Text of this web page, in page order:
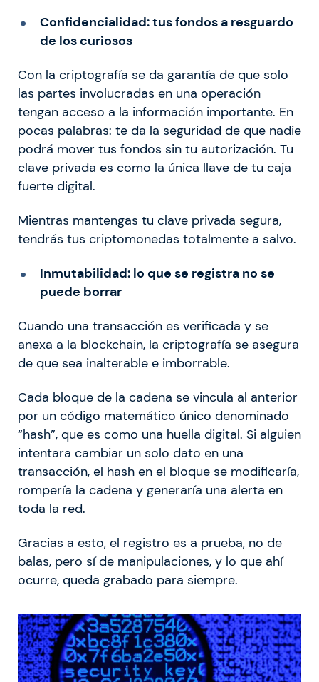
Confidencialidad: tus fondos a resguardo
de los curiosos
Con la criptografía se da garantía de que solo
las partes involucradas en una operación
tengan acceso a la información importante. En
pocas palabras: te da la seguridad de que nadie
podrá mover tus fondos sin tu autorización. Tu
clave privada es como la única llave de tu caja
fuerte digital.
Mientras mantengas tu clave privada segura,
tendrás tus criptomonedas totalmente a salvo.
Inmutabilidad: lo que se registra no se
puede borrar
Cuando una transacción es verificada y se
anexa a la blockchain, la criptografía se asegura
de que sea inalterable e imborrable.
Cada bloque de la cadena se vincula al anterior
por un código matemático único denominado
“hash”, que es como una huella digital. Si alguien
intentara cambiar un solo dato en una
transacción, el hash en el bloque se modificaría,
rompería la cadena y generaría una alerta en
toda la red.
Gracias a esto, el registro es a prueba, no de
balas, pero sí de manipulaciones, y lo que ahí
ocurre, queda grabado para siempre.